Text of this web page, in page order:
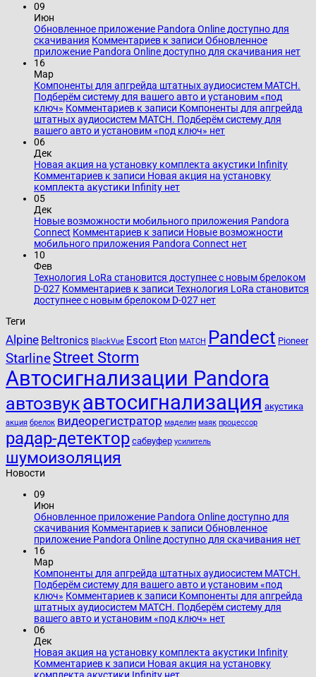
09
Июн
Обновленное приложение Pandora Online доступно для
скачивания Комментариев к записи Обновленное
приложение Pandora Online доступно для скачивания нет
16
Мар
Компоненты для апгрейда штатных аудиосистем MATCH.
Подберём систему для вашего авто и установим «под
ключ» Комментариев к записи Компоненты для апгрейда
штатных аудиосистем MATCH. Подберём систему для
вашего авто и установим «под ключ» нет
06
Дек
Новая акция на установку комплекта акустики Infinity
Комментариев к записи Новая акция на установку
комплекта акустики Infinity нет
05
Дек
Новые возможности мобильного приложения Pandora
Connect Комментариев к записи Новые возможности
мобильного приложения Pandora Connect нет
10
Фев
Технология LoRa становится доступнее с новым брелоком
D-027 Комментариев к записи Технология LoRa становится
доступнее с новым брелоком D-027 нет
Теги
Alpine Beltronics BlackVue Escort Eton MATCH Pandect Pioneer
StarlineStreet Storm
Автосигнализации Pandora
автозвукавтосигнализация акустика
акция брелок видеорегистратор маделин маяк процессор
радар-детектор сабвуфер усилитель
шумоизоляция
Новости
09
Июн
Обновленное приложение Pandora Online доступно для
скачивания Комментариев к записи Обновленное
приложение Pandora Online доступно для скачивания нет
16
Мар
Компоненты для апгрейда штатных аудиосистем MATCH.
Подберём систему для вашего авто и установим «под
ключ» Комментариев к записи Компоненты для апгрейда
штатных аудиосистем MATCH. Подберём систему для
вашего авто и установим «под ключ» нет
06
Дек
Новая акция на установку комплекта акустики Infinity
Комментариев к записи Новая акция на установку
комплекта акустики Infinity нет